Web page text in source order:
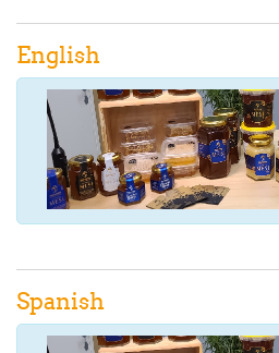
Lista de tópicos
Geral
English
Spanish